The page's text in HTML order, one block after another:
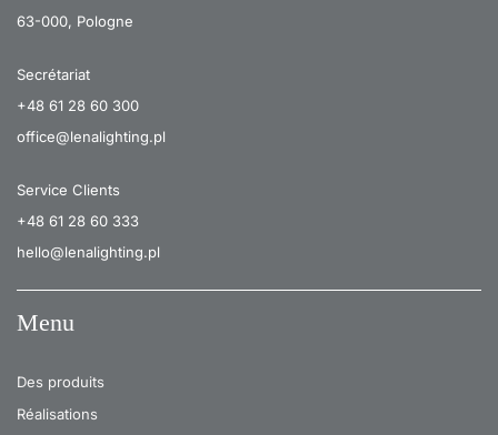
63-000, Pologne
Secrétariat
+48 61 28 60 300
office@lenalighting.pl
Service Clients
+48 61 28 60 333
hello@lenalighting.pl
Menu
Des produits
Réalisations